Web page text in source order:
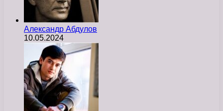
Александр Абдулов
10.05.2024